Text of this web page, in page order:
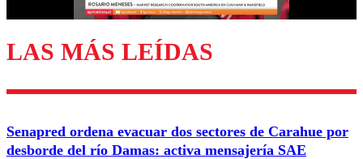
Enviar comentario
LAS MÁS LEÍDAS
Senapred ordena evacuar dos sectores de Carahue por
desborde del río Damas: activa mensajería SAE